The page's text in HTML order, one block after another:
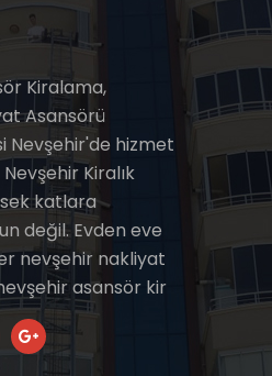
Kiralama,
Asansörü
Nevşehir'de hizmet
Kiralık
katlara
değil. Evden eve
nevşehir nakliyat
asansör kir